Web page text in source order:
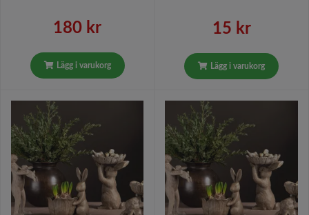
180 kr
Lägg i varukorg
15 kr
Lägg i varukorg